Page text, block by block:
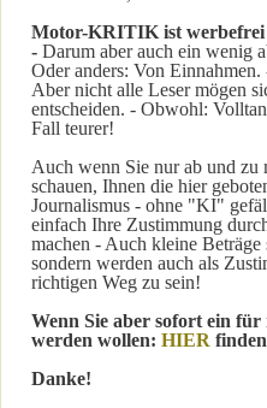
Motor-KRITIK ist
- Darum aber auch ein wenig
Oder anders: Von
Aber nicht alle Leser mögen
entscheiden. - Obwohl:
Fall teurer!
Auch wenn Sie nur ab und zu
schauen, Ihnen die hier
Journalismus - ohne "KI"
einfach Ihre Zustimmung
machen - Auch kleine
sondern werden auch als
richtigen Weg zu sein!
Wenn Sie aber sofort ein
werden wollen: HIER
Danke!